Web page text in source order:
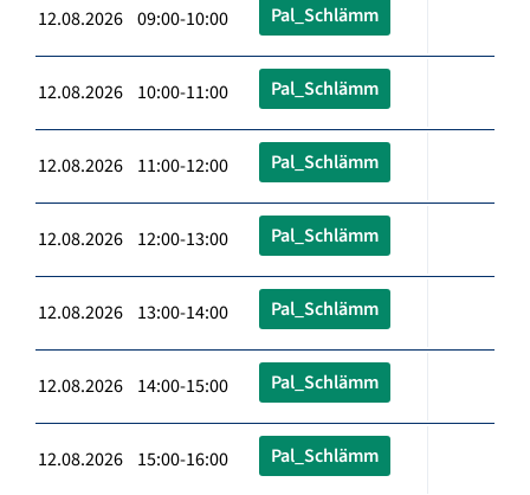
12.08.2026 09:00-10:00 Pal_Schlämm
12.08.2026 10:00-11:00 Pal_Schlämm
12.08.2026 11:00-12:00 Pal_Schlämm
12.08.2026 12:00-13:00 Pal_Schlämm
12.08.2026 13:00-14:00 Pal_Schlämm
12.08.2026 14:00-15:00 Pal_Schlämm
12.08.2026 15:00-16:00 Pal_Schlämm